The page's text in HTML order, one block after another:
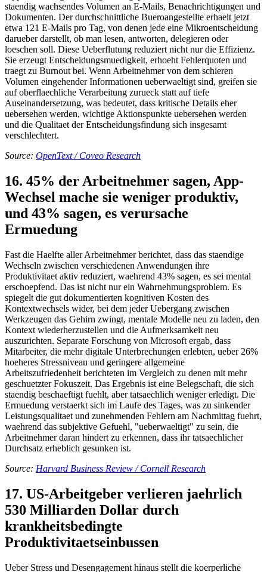
staendig wachsendes Volumen an E-Mails, Benachrichtigungen und
Dokumenten. Der durchschnittliche Bueroangestellte erhaelt jetzt
etwa 121 E-Mails pro Tag, von denen jede eine Mikroentscheidung
darueber darstellt, ob man lesen, antworten, delegieren oder
loeschen soll. Diese Ueberflutung reduziert nicht nur die Effizienz.
Sie erzeugt Entscheidungsmuedigkeit, erhoeht Fehlerquoten und
traegt zu Burnout bei. Wenn Arbeitnehmer von dem schieren
Volumen eingehender Informationen ueberwaeltigt sind, greifen sie
auf oberflaechliche Verarbeitung zurueck statt auf tiefe
Auseinandersetzung, was bedeutet, dass kritische Details eher
uebersehen werden, wichtige Aktionspunkte uebersehen werden
und die Qualitaet der Entscheidungsfindung sich insgesamt
verschlechtert.
Source: OpenText / Coveo Research
16. 45% der Arbeitnehmer sagen, App-
Wechsel mache sie weniger produktiv,
und 43% sagen, es verursache
Ermuedung
Fast die Haelfte aller Arbeitnehmer berichtet, dass das staendige
Wechseln zwischen verschiedenen Anwendungen ihre
Produktivitaet aktiv reduziert, waehrend 43% sagen, es sei mental
erschoepfend. Das ist nicht nur ein Wahrnehmungsproblem. Es
spiegelt die gut dokumentierten kognitiven Kosten des
Kontextwechsels wider, bei dem jeder Uebergang zwischen
Werkzeugen das Gehirn zwingt, mentale Modelle neu zu laden, den
Kontext wiederherzustellen und die Aufmerksamkeit neu
auszurichten. Separate Forschung von Microsoft ergab, dass
Mitarbeiter, die mehr digitale Unterbrechungen erlebten, ueber 26%
hoeheres Stressniveau und geringere allgemeine
Arbeitszufriedenheit berichteten im Vergleich zu denen mit mehr
geschuetzter Fokuszeit. Das Ergebnis ist eine Belegschaft, die sich
staendig beschaeftigt fuehlt, aber tatsaechlich weniger erledigt. Die
Ermuedung verstaerkt sich im Laufe des Tages, was zu sinkender
Leistungsqualitaet und zunehmenden Fehlern am Nachmittag fuehrt,
waehrend das subjektive Gefuehl, "ueberwaeltigt" zu sein, die
Arbeitnehmer daran hindert zu erkennen, dass ihr tatsaechlicher
Durchsatz erheblich gesunken ist.
Source: Harvard Business Review / Cornell Research
17. US-Arbeitgeber verlieren jaehrlich
530 Milliarden Dollar durch
krankheitsbedingte
Produktivitaetseinbussen
Ueber Stress und Desengagement hinaus stellt die koerperliche